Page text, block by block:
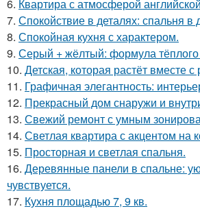
6. Квартира с атмосферой
7. Спокойствие в деталях: спальня
8. Спокойная кухня с характером.
9. Серый + жёлтый: формула тёплого
10. Детская, которая растёт вместе
11. Графичная элегантность:
12. Прекрасный дом снаружи и
13. Свежий ремонт с умным
14. Светлая квартира с акцентом на
15. Просторная и светлая спальня.
16. Деревянные панели в спальне:
чувствуется.
17. Кухня площадью 7, 9 кв.